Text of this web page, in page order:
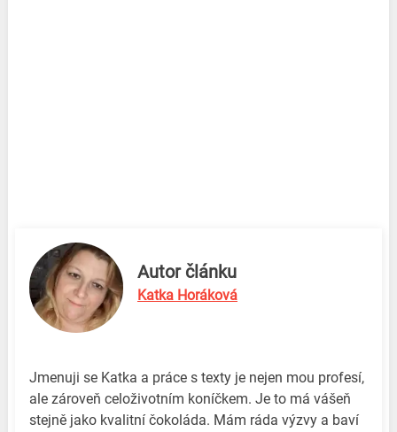
Autor článku
Katka Horáková
Jmenuji se Katka a práce s texty je nejen mou profesí,
ale zároveň celoživotním koníčkem. Je to má vášeň
stejně jako kvalitní čokoláda. Mám ráda výzvy a baví